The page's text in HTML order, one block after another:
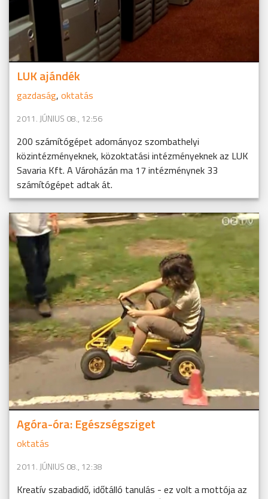
LUK ajándék
gazdaság, oktatás
2011. JÚNIUS 08., 12:56
200 számítógépet adományoz szombathelyi
közintézményeknek, közoktatási intézményeknek az LUK
Savaria Kft. A Vároházán ma 17 intézménynek 33
számítógépet adtak át.
Agóra-óra: Egészségsziget
oktatás
2011. JÚNIUS 08., 12:38
Kreatív szabadidő, időtálló tanulás - ez volt a mottója az